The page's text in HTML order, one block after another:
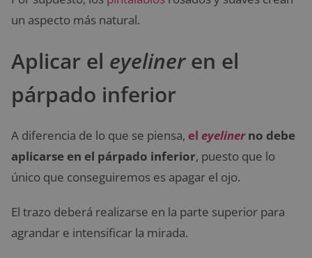
un aspecto más natural.
Aplicar el eyelineren el
párpado inferior
A diferencia de lo que se piensa, el eyeliner no debe
aplicarse en el párpado inferior, puesto que lo
único que conseguiremos es apagar el ojo.
El trazo deberá realizarse en la parte superior para
agrandar e intensificar la mirada.